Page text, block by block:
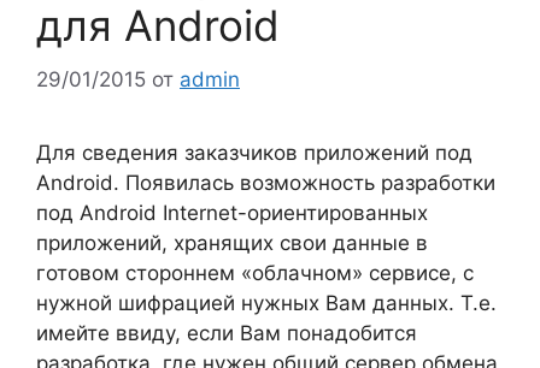
для Android
29/01/2015 от admin
Для сведения заказчиков приложений под
Android. Появилась возможность разработки
под Android Internet-ориентированных
приложений, хранящих свои данные в
готовом стороннем «облачном» сервисе, с
нужной шифрацией нужных Вам данных. Т.е.
имейте ввиду, если Вам понадобится
разработка, где нужен общий сервер обмена